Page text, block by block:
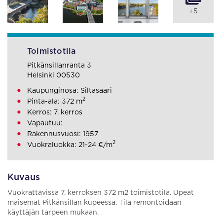
Kuvaus
Vuokrattavissa 7. kerroksen 372 m2 toimistotila. Upeat
maisemat Pitkänsillan kupeessa. Tila remontoidaan
käyttäjän tarpeen mukaan.
+5
Toimistotila
Pitkänsillanranta 3
Helsinki 00530
Kaupunginosa: Siltasaari
Pinta-ala: 372 m2
Kerros: 7. kerros
Vapautuu:
Rakennusvuosi: 1957
Vuokraluokka: 21-24 €/m2